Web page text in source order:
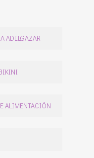
ADELGAZAR
ALIMENTACIÓN